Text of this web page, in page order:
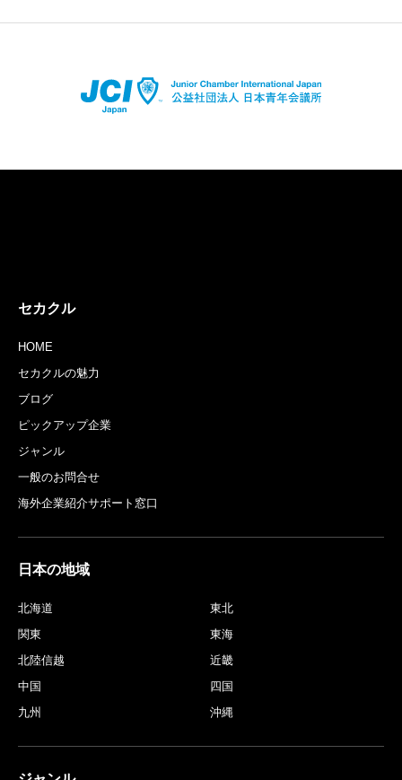
セカクル
HOME
セカクルの魅力
ブログ
ピックアップ企業
ジャンル
一般のお問合せ
海外企業紹介サポート窓口
日本の地域
北海道
東北
関東
東海
北陸信越
近畿
中国
四国
九州
沖縄